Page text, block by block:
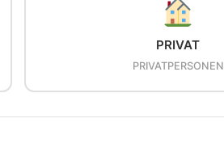
PRIVAT
PRIVATPERSONEN